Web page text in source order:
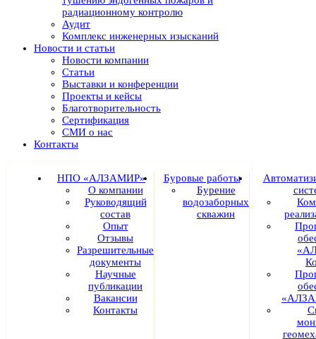
радиационному контролю
Аудит
Комплекс инженерных изысканий
Новости и статьи
Новости компании
Статьи
Выставки и конференции
Проекты и кейсы
Благотворительность
Сертификация
СМИ о нас
Контакты
НПО «АЛЗАМИР»
О компании
Руководящий
состав
Опыт
Отзывы
Разрешительные
документы
Научные
публикации
Вакансии
Контакты
Буровые работы
Бурение
водозаборных
скважин